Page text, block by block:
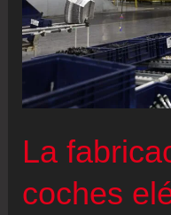
un
sistema
energético
100%
La
coches